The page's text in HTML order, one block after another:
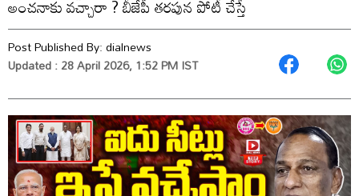
అంచనాకు వచ్చారా ? బీజేపీ తరపున పోటీ చేస్తే
Post Published By:dialnews
Updated : 28 April 2026, 1:52 PM IST